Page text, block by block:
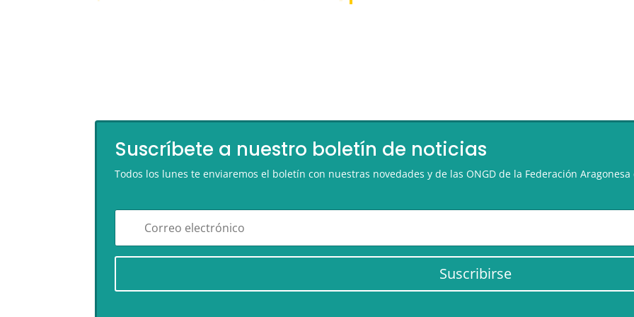
Suscríbete a nuestro boletín de noticias
Todos los lunes te enviaremos el boletín con nuestras novedades y de las ONGD de la Federación
Suscribirse